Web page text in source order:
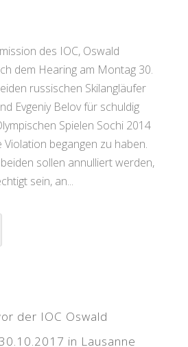
des IOC, Oswald
dem Hearing am Montag 30.
russischen Skilangläufer
Evgeniy Belov für schuldig
Spielen Sochi 2014
Violation begangen zu haben.
sollen annulliert werden,
sein, an...
der IOC Oswald
in Lausanne